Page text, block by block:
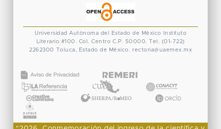
Universidad Autónoma del Estado de México
Instituto
Literario #100. Col. Centro C.P. 50000. Tel. (01-722)
2262300 Toluca, Estado de México. rectoria@uaemex.mx